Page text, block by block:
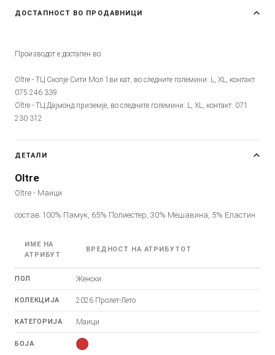
ДОСТАПНОСТ ВО ПРОДАВНИЦИ
Производот е достапен во:
Oltre - ТЦ Скопје Сити Мол 1ви кат, во следните големини: L, XL, контакт:
075 246 339
Oltre - ТЦ Дајмонд приземје, во следните големини: L, XL, контакт: 071
230 312
ДЕТАЛИ
Oltre
Oltre - Маици
состав:100% Памук, 65% Полиестер, 30% Мешавина, 5% Еластин
ИМЕ НА
АТРИБУТ
ВРЕДНОСТ НА АТРИБУТОТ
ПОЛ Женски
КОЛЕКЦИЈА 2026 Пролет-Лето
КАТЕГОРИЈА Маици
БОЈА